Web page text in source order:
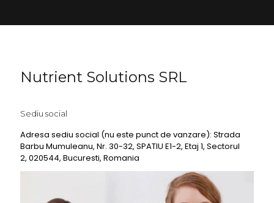
Nutrient Solutions SRL
Sediu social
Adresa sediu social (nu este punct de vanzare): Strada
Barbu Mumuleanu, Nr. 30-32, SPATIU E1-2, Etaj 1, Sectorul
2, 020544, Bucuresti, Romania